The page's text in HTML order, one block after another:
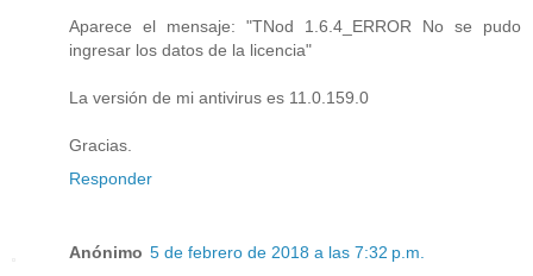
Aparece el mensaje: "TNod 1.6.4_ERROR No se pudo
ingresar los datos de la licencia"
La versión de mi antivirus es 11.0.159.0
Gracias.
Responder
Anónimo 5 de febrero de 2018 a las 7:32 p.m.